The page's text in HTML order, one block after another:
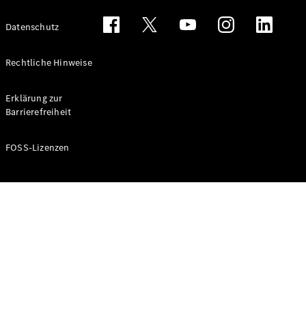
Datenschutz
Rechtliche Hinweise
Erklärung zur
Barrierefreiheit
FOSS-Lizenzen